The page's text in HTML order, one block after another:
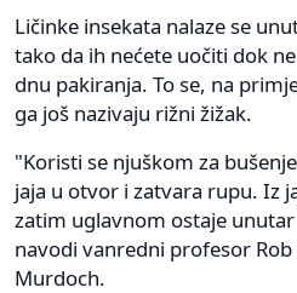
Ličinke insekata nalaze se
tako da ih nećete uočiti dok
dnu pakiranja. To se, na
ga još nazivaju rižni žižak.
"Koristi se njuškom za
jaja u otvor i zatvara rupu. Iz
zatim uglavnom ostaje
navodi vanredni profesor
Murdoch.